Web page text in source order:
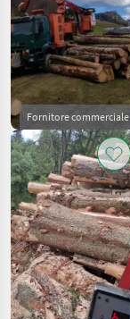
PERCORSO
ATTUALE
Settore
forestale
Attivita
Lavorazione
Del Legno
Impianti
A Fune
Per
Esbosco
SCEGLI
CATEGORIA
Sonstige
15
Reimposta
Fornitore commerciale